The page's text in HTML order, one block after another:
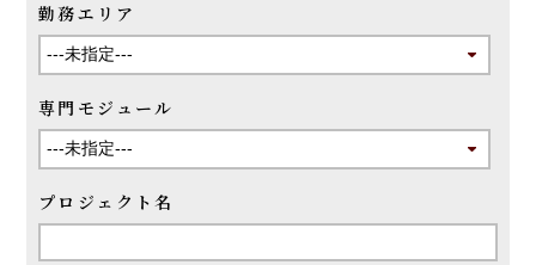
勤務エリア
専門モジュール
プロジェクト名